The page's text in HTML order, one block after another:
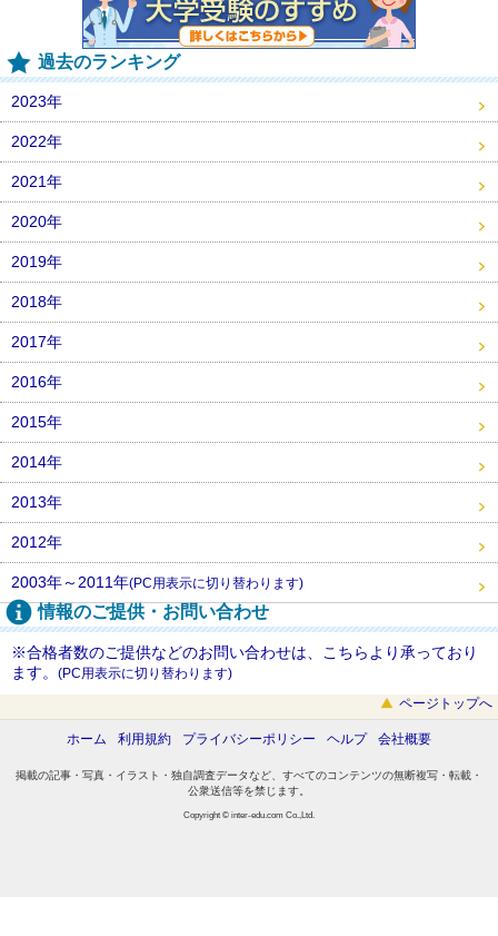
過去のランキング
2023年
2022年
2021年
2020年
2019年
2018年
2017年
2016年
2015年
2014年
2013年
2012年
2003年～2011年(PC用表示に切り替わります)
情報のご提供・お問い合わせ
※合格者数のご提供などのお問い合わせは、こちらより承っており
ます。 (PC用表示に切り替わります)
ページトップへ
ホーム 利用規約 プライバシーポリシー ヘルプ 会社概要
掲載の記事・写真・イラスト・独自調査データなど、すべてのコンテンツの無断複写・転載・
公衆送信等を禁じます。
Copyright © inter-edu.com Co.,Ltd.